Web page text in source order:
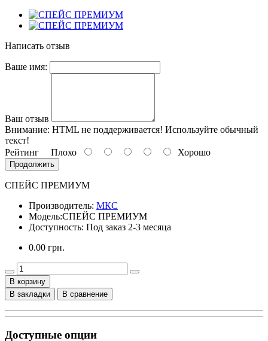
Написать отзыв
Ваше имя:
Ваш отзыв
Внимание: HTML не поддерживается! Используйте обычный
текст!
Рейтинг Плохо Хорошо
Продолжить
СПЕЙС ПРЕМИУМ
Производитель: МКС
Модель:СПЕЙС ПРЕМИУМ
Доступность: Под заказ 2-3 месяца
0.00 грн.
В корзину
В закладки
В сравнение
Доступные опции